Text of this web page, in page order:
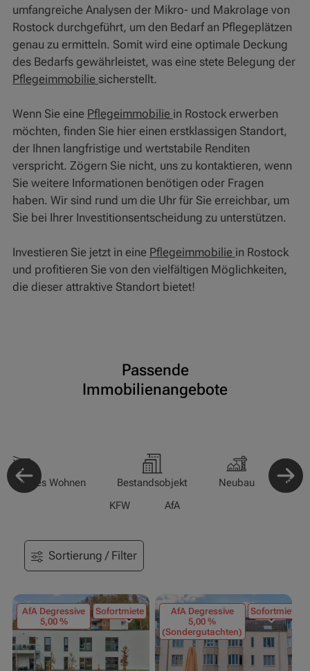
umfangreiche Analysen der Mikro- und Makrolage von
Rostock durchgeführt, um den Bedarf an Pflegeplätzen
genau zu ermitteln. Somit wird eine optimale Deckung
des Bedarfs gewährleistet, was eine stete Belegung der
Pflegeimmobilie sicherstellt.
Wenn Sie eine Pflegeimmobilie in Rostock erwerben
möchten, finden Sie hier einen erstklassigen Standort,
der Ihnen langfristige und wertstabile Renditen
verspricht. Zögern Sie nicht, uns zu kontaktieren, wenn
Sie weitere Informationen benötigen oder Fragen
haben. Wir sind rund um die Uhr für Sie erreichbar, um
Sie bei Ihrer Investitionsentscheidung zu unterstützen.
Investieren Sie jetzt in eine Pflegeimmobilie in Rostock
und profitieren Sie von den vielfältigen Möglichkeiten,
die dieser attraktive Standort bietet!
Passende
Immobilienangebote
Wohnen Bestandsobjekt Neubau
KFW
AfA
Sortierung / Filter
AfA Degressive
5,00 %
Sofortmiete
AfA Degressive
5,00 %
(Sondergutachten)
Sofortmiete